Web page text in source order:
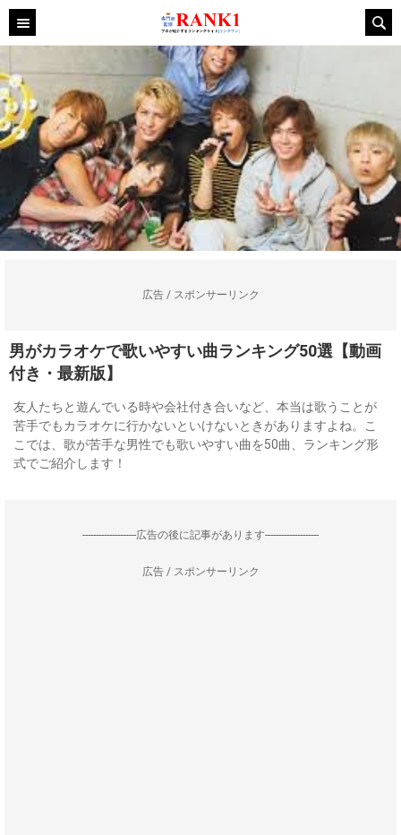
広告 / スポンサーリンク
男がカラオケで歌いやすい曲ランキング50選【動画
付き・最新版】
友人たちと遊んでいる時や会社付き合いなど、本当は歌うことが
苦手でもカラオケに行かないといけないときがありますよね。こ
こでは、歌が苦手な男性でも歌いやすい曲を50曲、ランキング形
式でご紹介します！
--------------------広告の後に記事があります--------------------
広告 / スポンサーリンク